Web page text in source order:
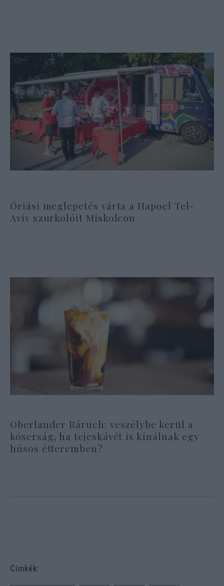
Óriási meglepetés várta a Hapoel Tel-
Aviv szurkolóit Miskolcon
Oberlander Báruch: veszélybe kerül a
kóserság, ha tejeskávét is kínálnak egy
húsos étteremben?
Cimkék: